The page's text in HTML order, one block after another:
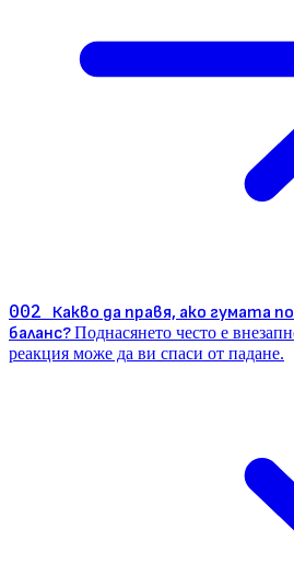
002 Какво да правя, ако гумата
баланс?Поднасянето често е
реакция може да ви спаси от падане.